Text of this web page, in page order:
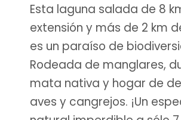
Esta laguna salada de 8
extensión y más de 2 km
es un paraíso de
Rodeada de manglares,
mata nativa y hogar de
aves y cangrejos. ¡Un